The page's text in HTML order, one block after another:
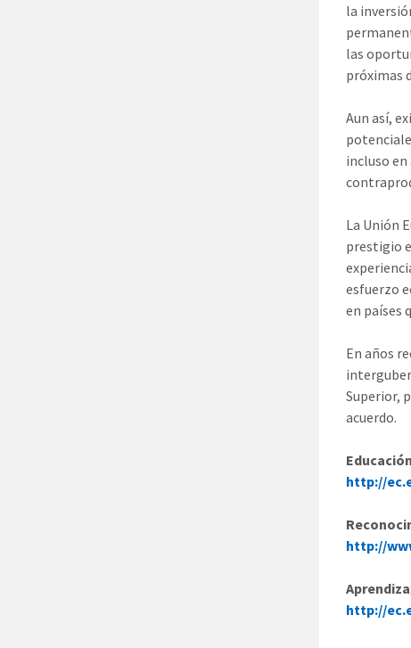
la
las
próximas
Aun así,
incluso
La Unión
prestigio
esfuerzo
en países
En años
Superior,
acuerdo.
http://
http://
http://